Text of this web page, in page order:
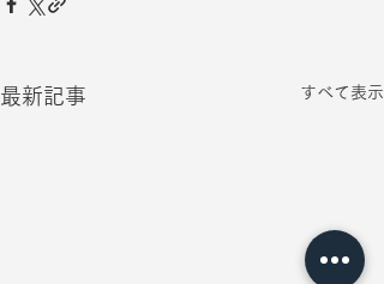
最新記事 すべて表示